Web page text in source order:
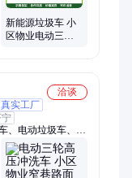
新能源垃圾车 小
区物业电动三轮
洽谈
真实工厂
宁
、电动垃圾车、电
轮车、扫雪机、工